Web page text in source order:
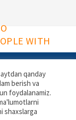
WITH
qanday
berish va
foydalanamiz.
shaxslarga